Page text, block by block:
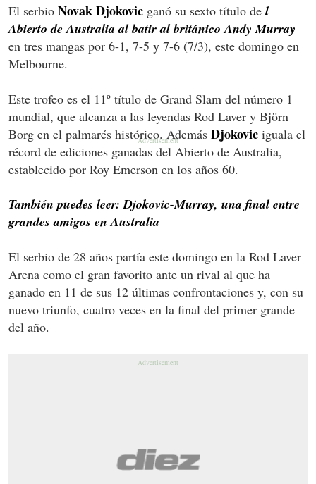
El serbio Novak Djokovic ganó su sexto título de l
Abierto de Australia al batir al británico Andy Murray
en tres mangas por 6-1, 7-5 y 7-6 (7/3), este domingo en
Melbourne.
Este trofeo es el 11º título de Grand Slam del número 1
mundial, que alcanza a las leyendas Rod Laver y Björn
Borg en el palmarés histórico. Además Djokovic iguala el
récord de ediciones ganadas del Abierto de Australia,
establecido por Roy Emerson en los años 60.
También puedes leer: Djokovic-Murray, una final entre
grandes amigos en Australia
El serbio de 28 años partía este domingo en la Rod Laver
Arena como el gran favorito ante un rival al que ha
ganado en 11 de sus 12 últimas confrontaciones y, con su
nuevo triunfo, cuatro veces en la final del primer grande
del año.